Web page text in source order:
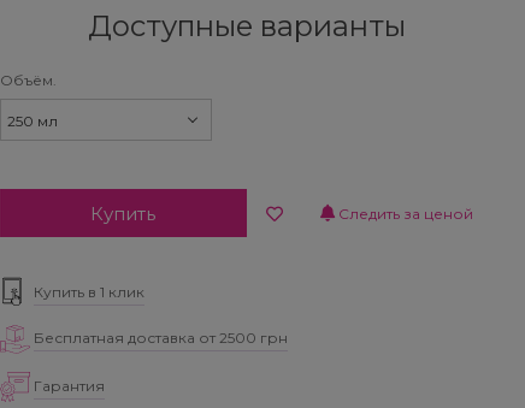
Доступные варианты
Объём.
250 мл
Купить Следить за ценой
Купить в 1 клик
Бесплатная доставка от 2500 грн
Гарантия